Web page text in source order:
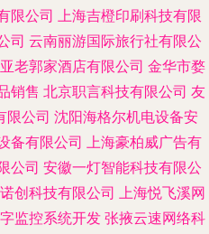
限公司 上海吉橙印刷科技有限
司 云南丽游国际旅行社有限公
老郭家酒店有限公司 金华市婺
销售 北京职言科技有限公司 友
限公司 沈阳海格尔机电设备安
备有限公司 上海豪柏威广告有
公司 安徽一灯智能科技有限公
创科技有限公司 上海悦飞溪网
监控系统开发 张掖云速网络科